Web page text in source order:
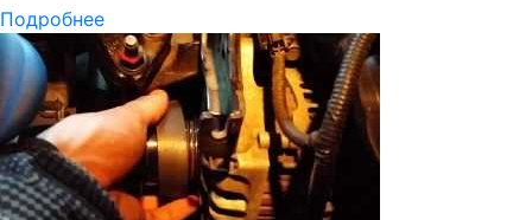
Подробнее